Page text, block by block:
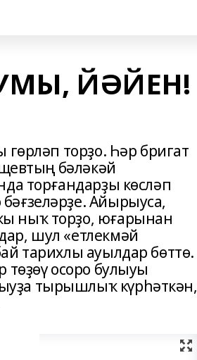
ЙӘЙЕН!
торҙо. Һәр бригат
бәләкәй
торғандарҙы көсләп
Айырыуса,
ныҡ торҙо, юғарынан
шул «етлекмәй
тарихлы ауылдар бөттө.
төҙөү осоро булыуы
тырышлыҡ күрһәткән,